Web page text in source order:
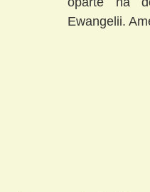
Ewangelii.